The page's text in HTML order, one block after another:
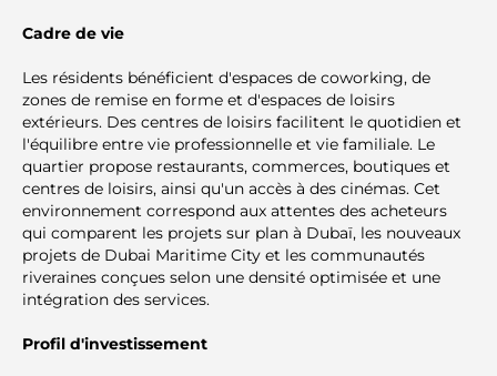
Cadre de vie
Les résidents bénéficient d'espaces de coworking, de
zones de remise en forme et d'espaces de loisirs
extérieurs. Des centres de loisirs facilitent le quotidien et
l'équilibre entre vie professionnelle et vie familiale. Le
quartier propose restaurants, commerces, boutiques et
centres de loisirs, ainsi qu'un accès à des cinémas. Cet
environnement correspond aux attentes des acheteurs
qui comparent les projets sur plan à Dubaï, les nouveaux
projets de Dubai Maritime City et les communautés
riveraines conçues selon une densité optimisée et une
intégration des services.
Profil d'investissement